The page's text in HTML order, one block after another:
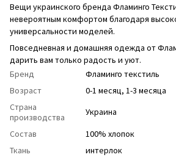
Вещи украинского бренда Фламинго
невероятным комфортом благодаря
универсальности моделей.
Повседневная и домашняя одежда от
дарить вам только радость и уют.
Бренд
Фламинго текстиль
Возраст
0-1 месяц, 1-3 месяца
Страна
производства
Украина
Состав
100% хлопок
Ткань
интерлок